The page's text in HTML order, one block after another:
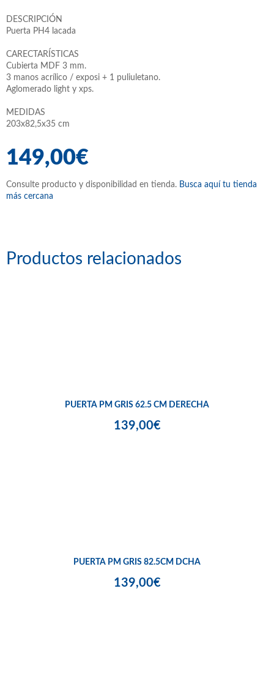
DESCRIPCIÓN
Puerta PH4 lacada
CARECTARÍSTICAS
Cubierta MDF 3 mm.
3 manos acrílico / exposi + 1 puliuletano.
Aglomerado light y xps.
MEDIDAS
203x82,5x35 cm
149,00€
Consulte producto y disponibilidad en tienda. Busca aquí tu tienda
más cercana
Productos relacionados
PUERTA PM GRIS 62.5 CM DERECHA
139,00€
PUERTA PM GRIS 82.5CM DCHA
139,00€